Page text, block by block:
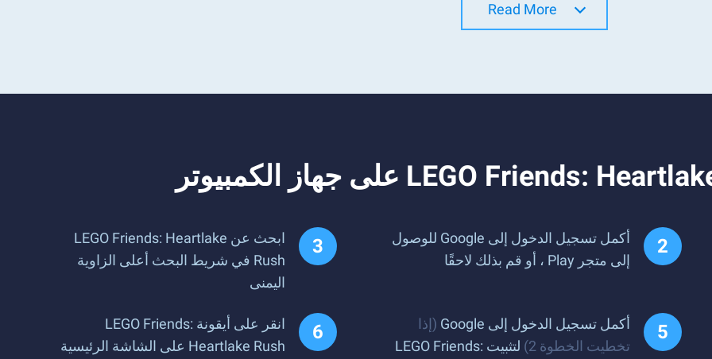
Read More
أكمل تسجيل الدخول إلى Google للوصول
إلى متجر Play ، أو قم بذلك لاحقًا
ابحث عن LEGO Friends: Heartlake
Rush في شريط البحث أعلى الزاوية
اليمنى
أكمل تسجيل الدخول إلى Google
(إذا
تخطيت الخطوة 2)
لتثبيت LEGO Friends:
انقر على أيقونة LEGO Friends:
Heartlake Rush على الشاشة الرئيسية